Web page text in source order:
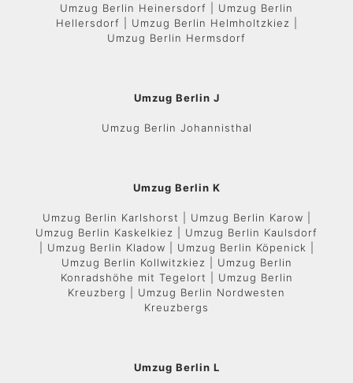
Umzug Berlin Heinersdorf | Umzug Berlin
Hellersdorf | Umzug Berlin Helmholtzkiez |
Umzug Berlin Hermsdorf
Umzug Berlin J
Umzug Berlin Johannisthal
Umzug Berlin K
Umzug Berlin Karlshorst | Umzug Berlin Karow |
Umzug Berlin Kaskelkiez | Umzug Berlin Kaulsdorf
| Umzug Berlin Kladow | Umzug Berlin Köpenick |
Umzug Berlin Kollwitzkiez | Umzug Berlin
Konradshöhe mit Tegelort | Umzug Berlin
Kreuzberg | Umzug Berlin Nordwesten
Kreuzbergs
Umzug Berlin L